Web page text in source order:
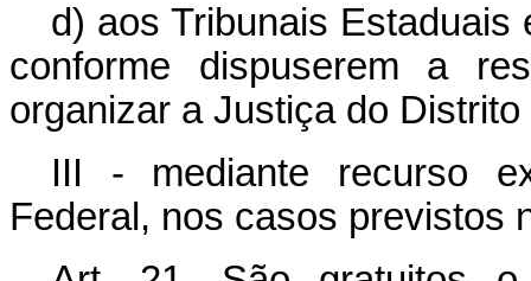
d) aos Tribunais Estaduais
conforme dispuserem a
organizar a Justiça do Distrito
III - mediante recurso
Federal, nos casos previstos